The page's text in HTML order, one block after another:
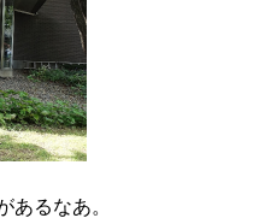
あるなあ。